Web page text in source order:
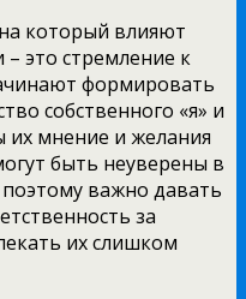
который влияют
– это стремление к
формировать
собственного «я» и
их мнение и желания
быть неуверены в
важно давать
за
их слишком